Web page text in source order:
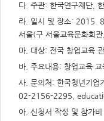
대
이
미
지,
첨
부
일,
처,
저
작
권
유
다. 주관: 한국연구재단,
라. 일시 및 장소: 2015.
서울(구 서울교육문화회
마. 대상: 전국 창업교육
바. 주요내용: 창업교육
사. 문의처: 한국청년기업
02-2156-2295,
아. 신청서 작성 및 참가